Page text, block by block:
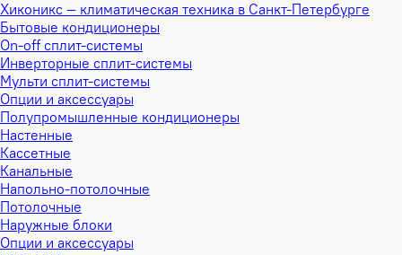
Хиконикс — климатическая техника в Санкт-Петербурге
Бытовые кондиционеры
On-off сплит-системы
Инверторные сплит-системы
Мульти сплит-системы
Опции и аксессуары
Полупромышленные кондиционеры
Настенные
Кассетные
Канальные
Напольно-потолочные
Потолочные
Наружные блоки
Опции и аксессуары